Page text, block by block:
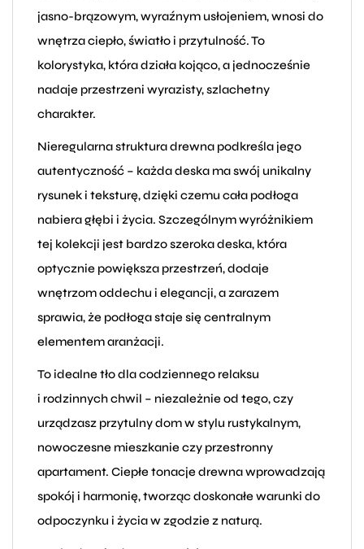
jasno-brązowym, wyraźnym usłojeniem, wnosi do
wnętrza ciepło, światło i przytulność. To
kolorystyka, która działa kojąco, a jednocześnie
nadaje przestrzeni wyrazisty, szlachetny
charakter.
Nieregularna struktura drewna podkreśla jego
autentyczność – każda deska ma swój unikalny
rysunek i teksturę, dzięki czemu cała podłoga
nabiera głębi i życia. Szczególnym wyróżnikiem
tej kolekcji jest bardzo szeroka deska, która
optycznie powiększa przestrzeń, dodaje
wnętrzom oddechu i elegancji, a zarazem
sprawia, że podłoga staje się centralnym
elementem aranżacji.
To idealne tło dla codziennego relaksu
i rodzinnych chwil – niezależnie od tego, czy
urządzasz przytulny dom w stylu rustykalnym,
nowoczesne mieszkanie czy przestronny
apartament. Ciepłe tonacje drewna wprowadzają
spokój i harmonię, tworząc doskonałe warunki do
odpoczynku i życia w zgodzie z naturą.